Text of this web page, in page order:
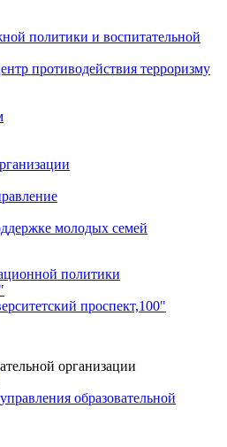
политики и воспитательной
противодействия терроризму
молодых семей
политики
проспект,100"
организации
образовательной